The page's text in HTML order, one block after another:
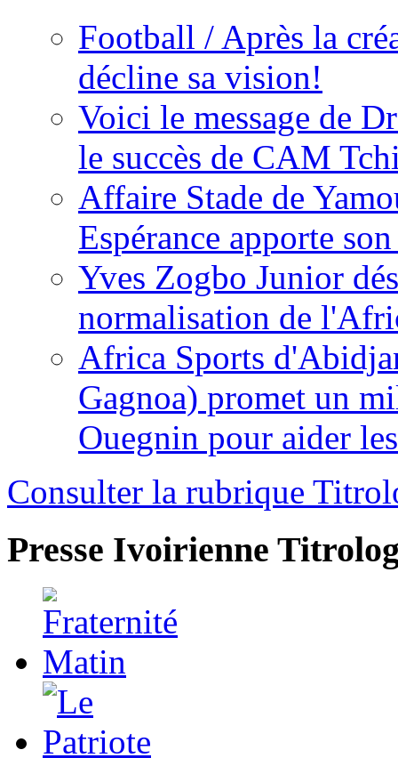
Football / Après la
décline sa vision!
Voici le message de
le succès de CAM
Affaire Stade de
Espérance apporte
Yves Zogbo Junior
normalisation de
Africa Sports
Gagnoa) promet un
Ouegnin pour aider
Consulter la rubrique
Presse Ivoirienne